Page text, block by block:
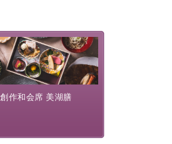
置しております。
り組み】----------
のご利用が可能な上、 安心安全にご
独自の衛生・消毒プログラムの基、
創作和会席 美湖膳
とは諏訪の地で特別を
る為に料理長・神原 裕
え出した創作和会席で
しい諏訪湖の幸...